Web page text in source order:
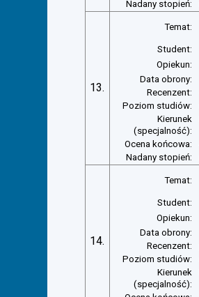
Nadany stopień:
13.
Temat:
Student:
Opiekun:
Data obrony:
Recenzent:
Poziom studiów:
Kierunek
(specjalność):
Ocena końcowa:
Nadany stopień:
14.
Temat:
Student:
Opiekun:
Data obrony:
Recenzent:
Poziom studiów:
Kierunek
(specjalność):